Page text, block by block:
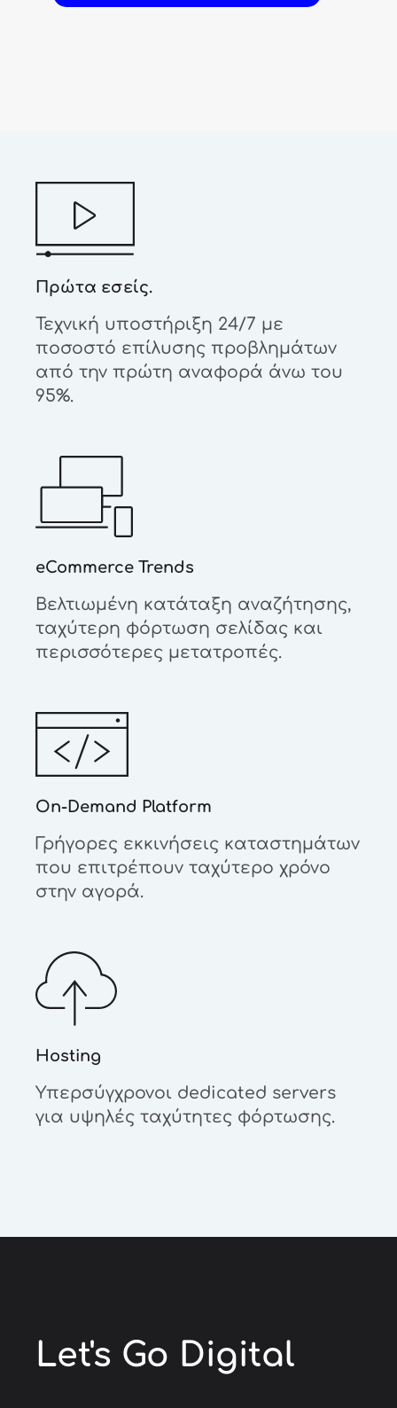
Πρώτα εσείς.
Τεχνική υποστήριξη 24/7 με
ποσοστό επίλυσης προβλημάτων
από την πρώτη αναφορά άνω του
95%.
eCommerce Trends
Βελτιωμένη κατάταξη αναζήτησης,
ταχύτερη φόρτωση σελίδας και
περισσότερες μετατροπές.
On-Demand Platform
Γρήγορες εκκινήσεις καταστημάτων
που επιτρέπουν ταχύτερο χρόνο
στην αγορά.
Hosting
Υπερσύγχρονοι dedicated servers
για υψηλές ταχύτητες φόρτωσης.
Let's Go Digital